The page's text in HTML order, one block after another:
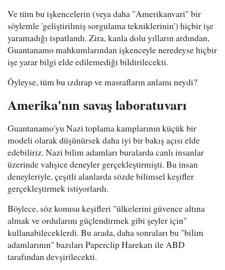
Ve tüm bu işkencelerin (veya daha "Amerikanvari" bir
söylemle 'geliştirilmiş sorgulama tekniklerinin') hiçbir işe
yaramadığı ispatlandı. Zira, kanla dolu yılların ardından,
Guantanamo mahkumlarından işkenceyle neredeyse hiçbir
işe yarar bilgi elde edilemediği bildirilecekti.
Öyleyse, tüm bu ızdırap ve masrafların anlamı neydi?
Amerika'nın savaş laboratuvarı
Guantanamo'yu Nazi toplama kamplarının küçük bir
modeli olarak düşünürsek daha iyi bir bakış açısı elde
edebiliriz. Nazi bilim adamları buralarda canlı insanlar
üzerinde vahşice deneyler gerçekleştirmişti. Bu insan
deneyleriyle, çeşitli alanlarda sözde bilimsel keşifler
gerçekleştirmek istiyorlardı.
Böylece, söz konusu keşifleri "ülkelerini güvence altına
almak ve ordularını güçlendirmek gibi şeyler için"
kullanabileceklerdi. Bu arada, daha sonraları bu "bilim
adamlarının" bazıları Paperclip Harekatı ile ABD
tarafından devşirilecekti.